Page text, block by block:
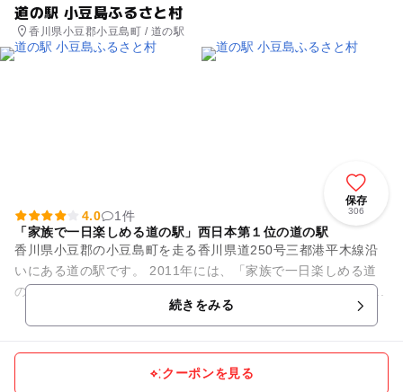
道の駅 小豆島ふるさと村
香川県小豆郡小豆島町 / 道の駅
保存
306
4.0
1件
「家族で一日楽しめる道の駅」西日本第１位の道の駅
香川県小豆郡の小豆島町を走る香川県道250号三都港平木線沿
いにある道の駅です。 2011年には、「家族で一日楽しめる道
の駅」において、西日本エリア第１位に選ばれました。 広々...
続きをみる
クーポンを見る